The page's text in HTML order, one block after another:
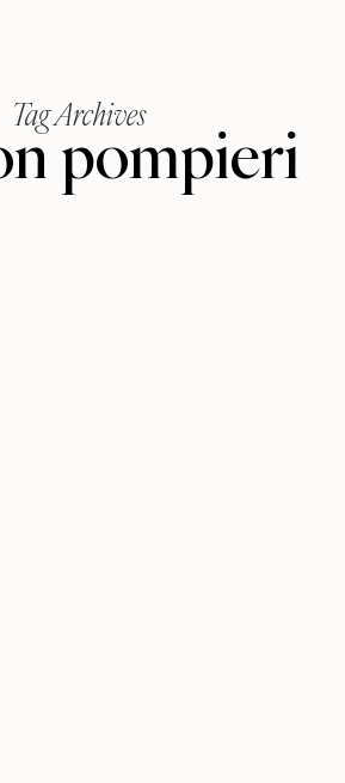
Tag Archives
pompieri